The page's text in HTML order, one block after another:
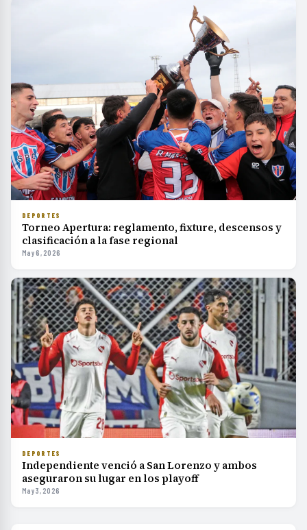
DEPORTES
Torneo Apertura: reglamento, fixture, descensos y
clasificación a la fase regional
May 6, 2026
DEPORTES
Independiente venció a San Lorenzo y ambos
aseguraron su lugar en los playoff
May 3, 2026